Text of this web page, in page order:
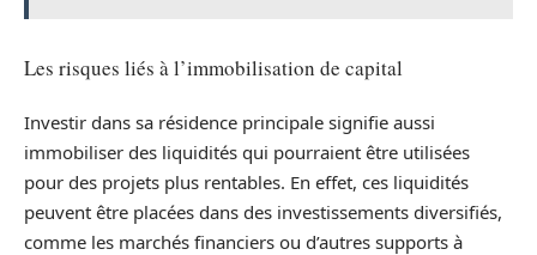
Les risques liés à l’immobilisation de capital
Investir dans sa résidence principale signifie aussi
immobiliser des liquidités qui pourraient être utilisées
pour des projets plus rentables. En effet, ces liquidités
peuvent être placées dans des investissements diversifiés,
comme les marchés financiers ou d’autres supports à